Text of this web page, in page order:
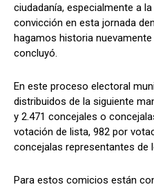
ciudadanía, especialmente a
convicción en esta jornada
hagamos historia
concluyó.
En este proceso electoral
distribuidos de la siguiente
y 2.471 concejales o
votación de lista, 982 por
concejalas representantes de
Para estos comicios están